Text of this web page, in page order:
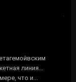
линия...
что и...